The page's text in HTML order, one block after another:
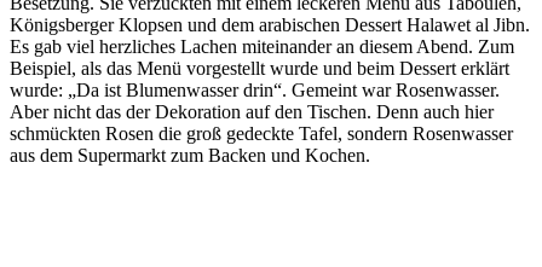
Königsberger Klopsen und dem arabischen Dessert Halawet al Jibn.
Es gab viel herzliches Lachen miteinander an diesem Abend. Zum
Beispiel, als das Menü vorgestellt wurde und beim Dessert erklärt
wurde: „Da ist Blumenwasser drin“. Gemeint war Rosenwasser.
Aber nicht das der Dekoration auf den Tischen. Denn auch hier
schmückten Rosen die groß gedeckte Tafel, sondern Rosenwasser
aus dem Supermarkt zum Backen und Kochen.